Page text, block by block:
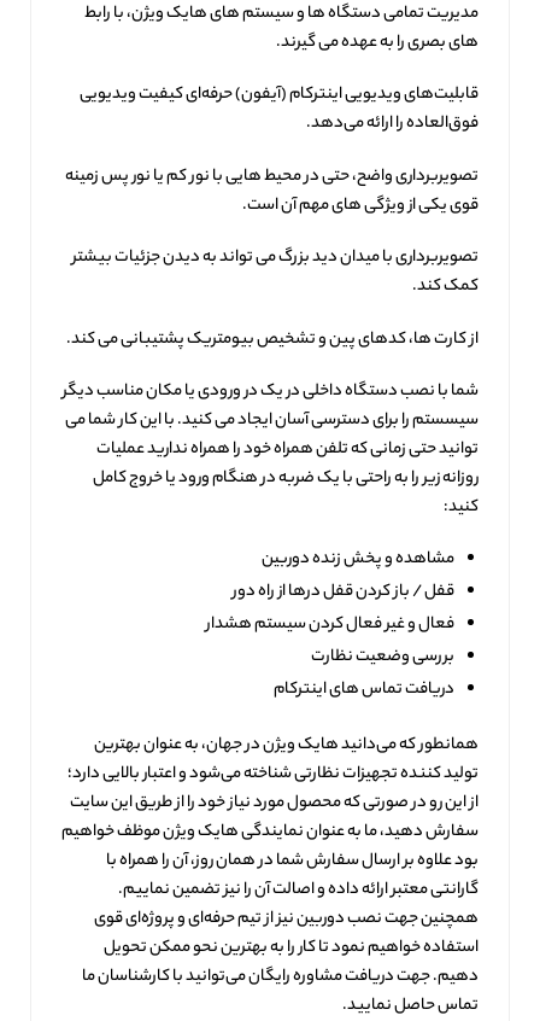
مدیریت تمامی دستگاه ها و سیستم های هایک ویژن، با رابط
های بصری را به عهده می گیرند.
قابلیت‌های ویدیویی اینترکام (آیفون) حرفه‌ای کیفیت ویدیویی
فوق‌العاده را ارائه می‌دهد.
تصویربرداری واضح، حتی در محیط هایی با نور کم یا نور پس زمینه
قوی یکی از ویژگی های مهم آن است.
تصویربرداری با میدان دید بزرگ می تواند به دیدن جزئیات بیشتر
کمک کند.
از کارت ها، کدهای پین و تشخیص بیومتریک پشتیبانی می کند.
شما با نصب دستگاه داخلی در یک در ورودی یا مکان مناسب دیگر
سیسستم را برای دسترسی آسان ایجاد می کنید. با این کار شما می
توانید حتی زمانی که تلفن همراه خود را همراه ندارید عملیات
روزانه زیر را به راحتی با یک ضربه در هنگام ورود یا خروج کامل
کنید:
مشاهده و پخش زنده دوربین
قفل / باز کردن قفل درها از راه دور
فعال و غیر فعال کردن سیستم هشدار
بررسی وضعیت نظارت
دریافت تماس های اینترکام
همانطور که می‌دانید هایک ویژن در جهان، به عنوان بهترین
تولید کننده تجهیزات نظارتی شناخته می‌شود و اعتبار بالایی دارد؛
از این رو در صورتی که محصول مورد نیاز خود را از طریق این سایت
سفارش دهید، ما به عنوان نمایندگی هایک ویژن موظف خواهیم
بود علاوه بر ارسال سفارش شما در همان روز، آن را همراه با
گارانتی معتبر ارائه داده و اصالت آن را نیز تضمین نماییم.
همچنین جهت نصب دوربین نیز از تیم حرفه‌ای و پروژه‌ای قوی
استفاده خواهیم نمود تا کار را به بهترین نحو ممکن تحویل
دهیم. جهت دریافت مشاوره رایگان می‌توانید با کارشناسان ما
تماس حاصل نمایید.